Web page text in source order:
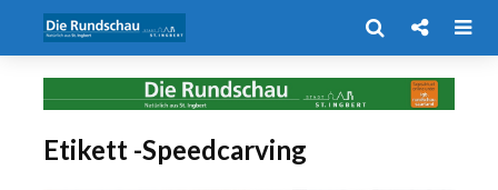
Etikett -Speedcarving